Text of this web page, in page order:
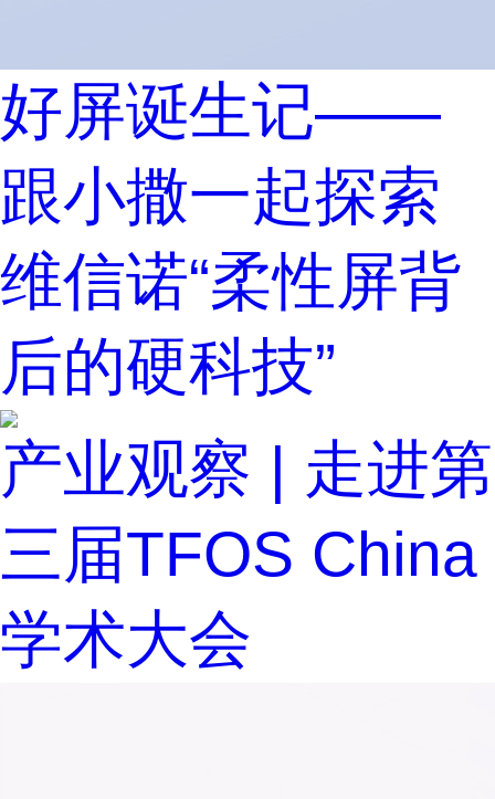
好屏诞生记——
跟小撒一起探索
维信诺“柔性屏背
后的硬科技”
产业观察 | 走进第
三届TFOS China
学术大会